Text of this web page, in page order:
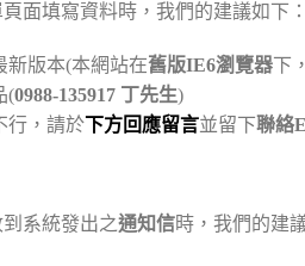
面填寫資料時，我們的建議如下：
新版本(本網站在舊版IE6瀏覽器下
(0988-135917 丁先生)
行，請於下方回應留言並留下聯絡
系統發出之通知信時，我們的建